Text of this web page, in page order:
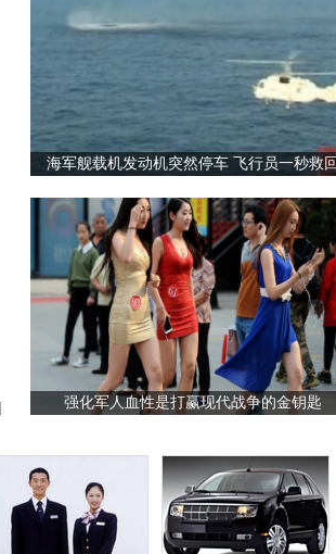
海军舰载机发动机突然停车 飞行员一秒救回
强化军人血性是打赢现代战争的金钥匙